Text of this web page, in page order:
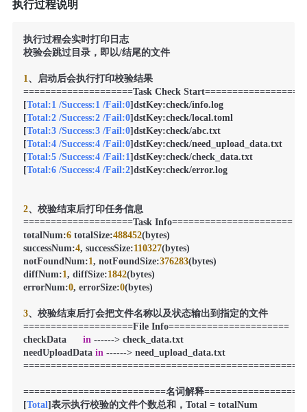
执行过程说明
执行过程会实时打印日志
校验会跳过目录，即以/结尾的文件
1、启动后会执行打印校验结果
====================Task Check
[Total:1 /Success:1 /Fail:0]dstKey:check/info.log
[Total:2 /Success:2 /Fail:0]dstKey:check/local.toml
[Total:3 /Success:3 /Fail:0]dstKey:check/abc.txt
[Total:4 /Success:4 /Fail:0]dstKey:check/need_upload_data.txt
[Total:5 /Success:4 /Fail:1]dstKey:check/check_data.txt
[Total:6 /Success:4 /Fail:2]dstKey:check/error.log
2、校验结束后打印任务信息
====================Task Info======================
totalNum:6 totalSize:488452(bytes)
successNum:4, successSize:110327(bytes)
notFoundNum:1, notFoundSize:376283(bytes)
diffNum:1, diffSize:1842(bytes)
errorNum:0, errorSize:0(bytes)
3、校验结束后打会把文件名称以及状态输出到指定的文件
====================File Info======================
checkData in ------> check_data.txt
needUploadData in ------> need_upload_data.txt
===================================================
==========================名词解释
[Total]表示执行校验的文件个数总和，Total = totalNum